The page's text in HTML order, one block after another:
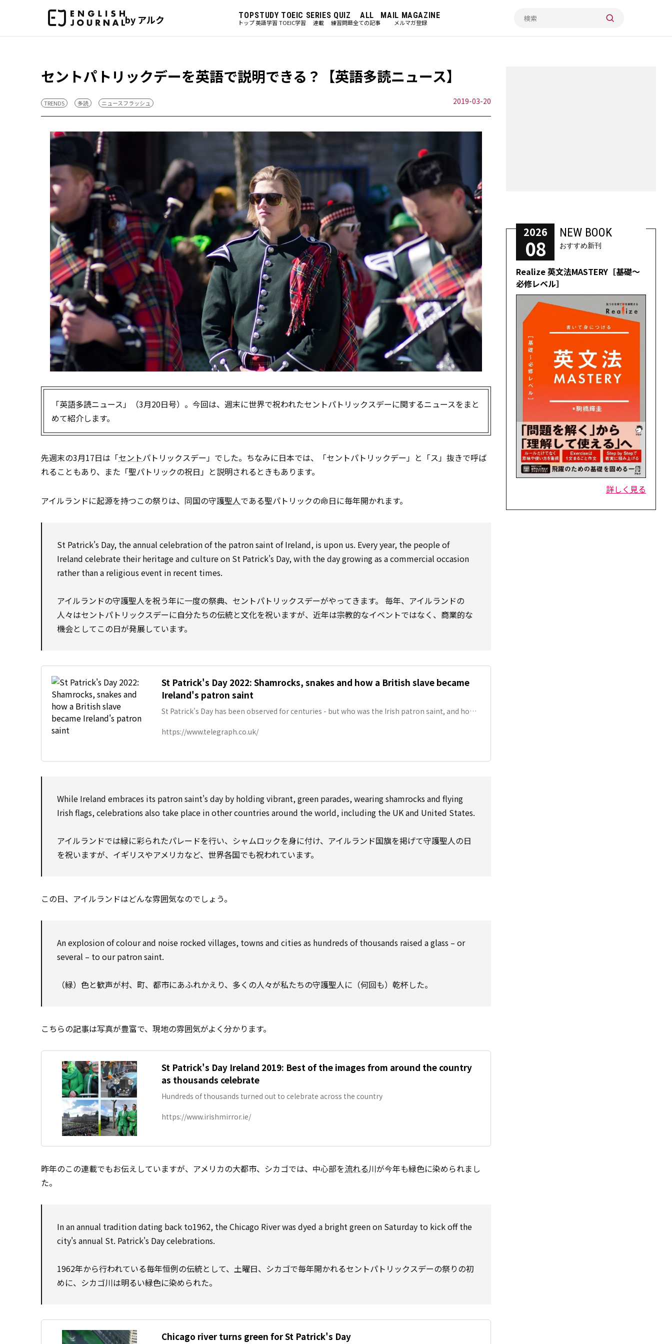
by アルク TOP
トップ
STUDY
英語学習
TOEIC
TOEIC学習
SERIES
連載
QUIZ
練習問題
ALL
全ての記事
MAIL MAGAZINE
メルマガ登録
セントパトリックデーを英語で説明できる？【英語多読ニュース】
TRENDS 多読 ニュースフラッシュ 2019-03-20
「英語多読ニュース」（3月20日号）。今回は、週末に世界で祝われたセントパトリックスデーに関するニュースをまと
めて紹介します。
先週末の3月17日は「セントパトリックスデー」でした。ちなみに日本では、「セントパトリックデー」と「ス」抜きで呼ば
れることもあり、また「聖パトリックの祝日」と説明されるときもあります。
アイルランドに起源を持つこの祭りは、同国の守護聖人である聖パトリックの命日に毎年開かれます。
St Patrick's Day, the annual celebration of the patron saint of Ireland, is upon us. Every year, the people of
Ireland celebrate their heritage and culture on St Patrick's Day, with the day growing as a commercial occasion
rather than a religious event in recent times.
アイルランドの守護聖人を祝う年に一度の祭典、セントパトリックスデーがやってきます。 毎年、アイルランドの
人々はセントパトリックスデーに自分たちの伝統と文化を祝いますが、近年は宗教的なイベントではなく、商業的な
機会としてこの日が発展しています。
St Patrick's Day 2022: Shamrocks, snakes and how a British slave became
Ireland's patron saint
St Patrick's Day has been observed for centuries - but who was the Irish patron saint, and how
https://www.telegraph.co.uk/
While Ireland embraces its patron saint's day by holding vibrant, green parades, wearing shamrocks and flying
Irish flags, celebrations also take place in other countries around the world, including the UK and United States.
アイルランドでは緑に彩られたパレードを行い、シャムロックを身に付け、アイルランド国旗を掲げて守護聖人の日
を祝いますが、イギリスやアメリカなど、世界各国でも祝われています。
この日、アイルランドはどんな雰囲気なのでしょう。
An explosion of colour and noise rocked villages, towns and cities as hundreds of thousands raised a glass – or
several – to our patron saint.
（緑）色と歓声が村、町、都市にあふれかえり、多くの人々が私たちの守護聖人に（何回も）乾杯した。
こちらの記事は写真が豊富で、現地の雰囲気がよく分かります。
St Patrick's Day Ireland 2019: Best of the images from around the country
as thousands celebrate
Hundreds of thousands turned out to celebrate across the country
https://www.irishmirror.ie/
昨年のこの連載でもお伝えしていますが、アメリカの大都市、シカゴでは、中心部を流れる川が今年も緑色に染められまし
た。
In an annual tradition dating back to1962, the Chicago River was dyed a bright green on Saturday to kick off the
city's annual St. Patrick's Day celebrations.
1962年から行われている毎年恒例の伝統として、土曜日、シカゴで毎年開かれるセントパトリックスデーの祭りの初
めに、シカゴ川は明るい緑色に染められた。
Chicago river turns green for St Patrick's Day
2026
08
NEW BOOK
おすすめ新刊
Realize 英文法MASTERY［基礎～
必修レベル］
詳しく見る